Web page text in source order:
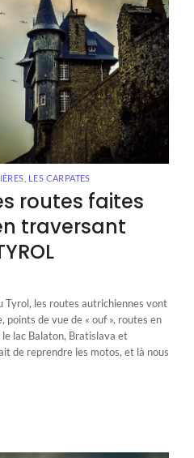
LES CARPATES
routes faites
traversant
Tyrol, les routes autrichiennes vont
points de vue de « ouf », routes en
lac Balaton, Bratislava et
de reprendre les motos, et là nous